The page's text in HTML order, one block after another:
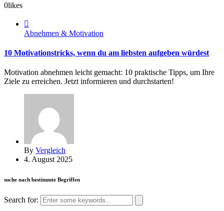
0likes
Abnehmen & Motivation
10 Motivationstricks, wenn du am liebsten aufgeben würdest
Motivation abnehmen leicht gemacht: 10 praktische Tipps, um Ihre
Ziele zu erreichen. Jetzt informieren und durchstarten!
By Vergleich
4. August 2025
suche nach bestimmte Begriffen
Search for: